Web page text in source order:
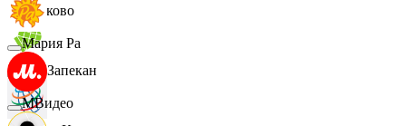
Очаково
ПанЗапекан
Мария Ра
МВидео